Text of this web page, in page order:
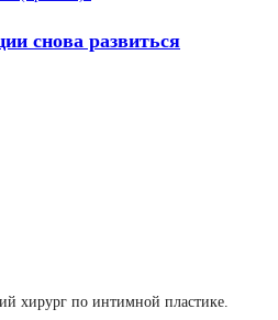
снова развиться
хирург по интимной пластике.